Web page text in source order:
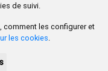
de suivi.
les configurer et
les cookies.
AVISO LEGAL